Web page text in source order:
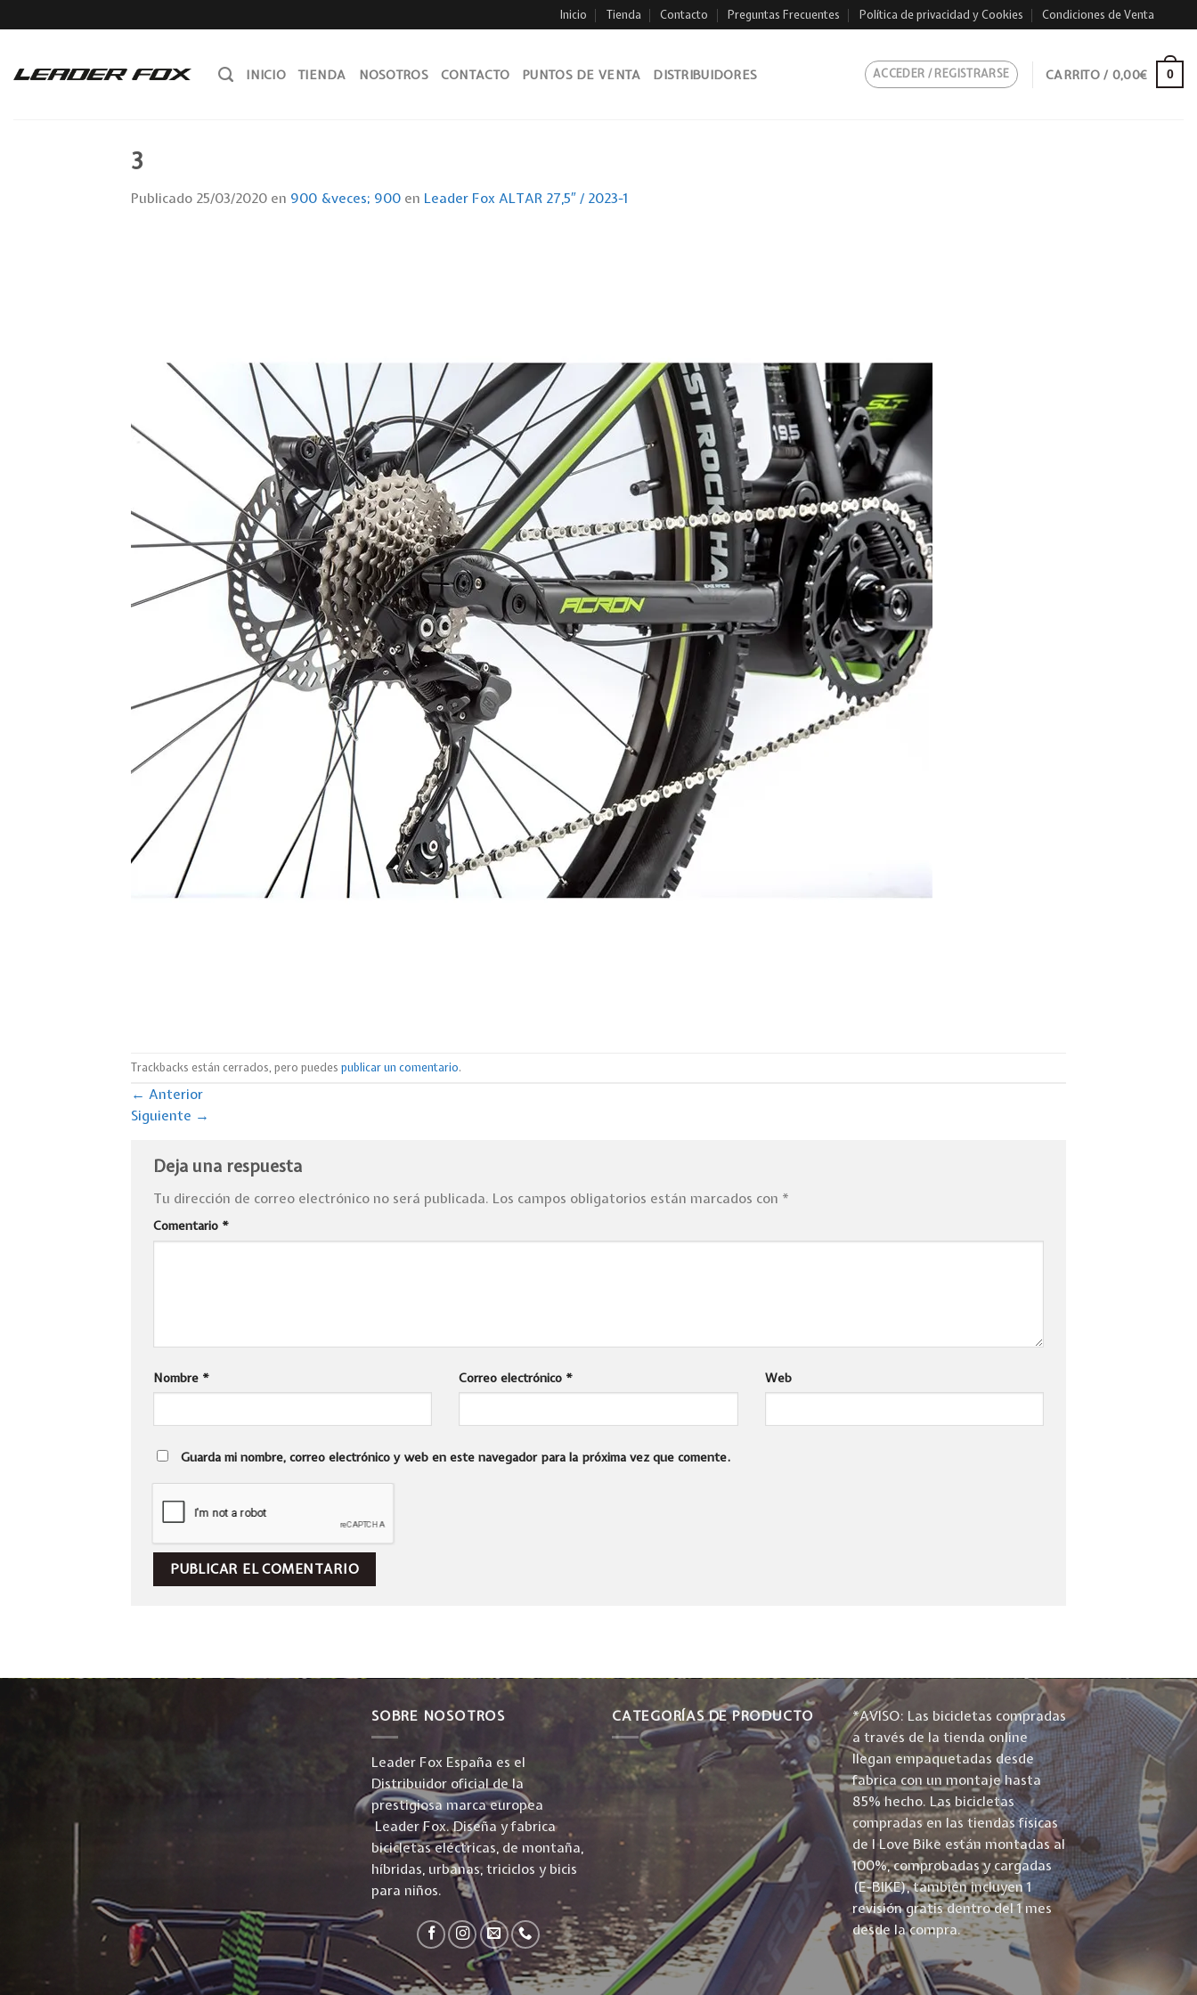
to
Inicio Tienda Contacto Preguntas Frecuentes Política de privacidad y Cookies Condiciones de Venta
INICIO TIENDA NOSOTROS CONTACTO PUNTOS DE VENTA DISTRIBUIDORES ACCEDER / REGISTRARSE CARRITO / 0,00€ 0
3
Publicado 25/03/2020 en 900 &veces; 900 en Leader Fox ALTAR 27,5″ / 2023-1
Trackbacks están cerrados, pero puedes publicar un comentario.
← Anterior
Siguiente →
Deja una respuesta
Tu dirección de correo electrónico no será publicada. Los campos obligatorios están marcados con *
Comentario *
Nombre * Correo electrónico * Web
Guarda mi nombre, correo electrónico y web en este navegador para la próxima vez que comente.
SOBRE NOSOTROS
Leader Fox España es el
Distribuidor oficial de la
prestigiosa marca europea
Leader Fox. Diseña y fabrica
bicicletas eléctricas, de montaña,
híbridas, urbanas, triciclos y bicis
para niños.
CATEGORÍAS DE PRODUCTO
*AVISO: Las bicicletas compradas
a través de la tienda online
llegan empaquetadas desde
fabrica con un montaje hasta
85% hecho. Las bicicletas
compradas en las tiendas físicas
de I Love Bike están montadas al
100%, comprobadas y cargadas
(E-BIKE), también incluyen 1
revisión gratis dentro del 1 mes
desde la compra.